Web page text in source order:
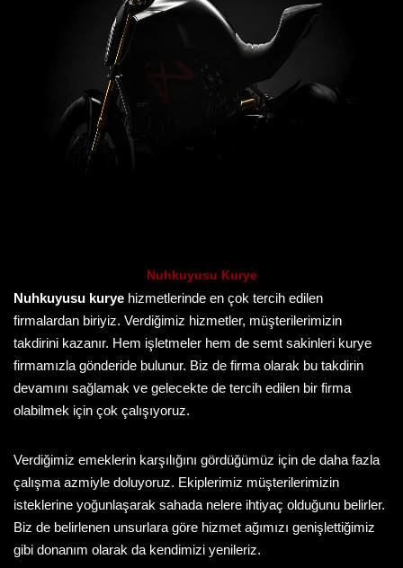
Nuhkuyusu Kurye
Nuhkuyusu kurye hizmetlerinde en çok tercih edilen
firmalardan biriyiz. Verdiğimiz hizmetler, müşterilerimizin
takdirini kazanır. Hem işletmeler hem de semt sakinleri kurye
firmamızla gönderide bulunur. Biz de firma olarak bu takdirin
devamını sağlamak ve gelecekte de tercih edilen bir firma
olabilmek için çok çalışıyoruz.
Verdiğimiz emeklerin karşılığını gördüğümüz için de daha fazla
çalışma azmiyle doluyoruz. Ekiplerimiz müşterilerimizin
isteklerine yoğunlaşarak sahada nelere ihtiyaç olduğunu belirler.
Biz de belirlenen unsurlara göre hizmet ağımızı genişlettiğimiz
gibi donanım olarak da kendimizi yenileriz.